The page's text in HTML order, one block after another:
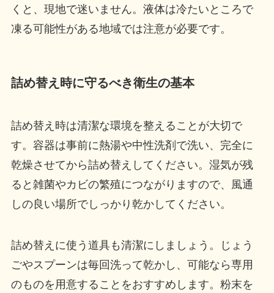
くと、現地で迷いません。液体は冷たいところで
凍る可能性がある地域では注意が必要です。
詰め替え時に守るべき衛生の基本
詰め替え時は清潔な環境を整えることが大切で
す。容器は事前に熱湯や中性洗剤で洗い、完全に
乾燥させてから詰め替えしてください。湿気が残
ると雑菌やカビの繁殖につながりますので、風通
しの良い場所でしっかり乾かしてください。
詰め替えに使う道具も清潔にしましょう。じょう
ごやスプーンは毎回洗って乾かし、可能なら専用
のものを用意することをおすすめします。粉末を